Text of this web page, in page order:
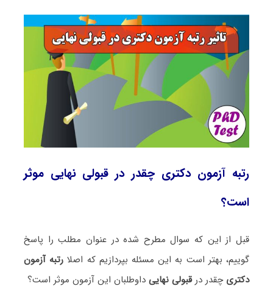
رتبه آزمون دکتری چقدر در قبولی نهایی موثر
است؟
قبل از این که سوال مطرح شده در عنوان مطلب را پاسخ
گوییم، بهتر است به این مسئله بپردازیم که اصلارتبه آزمون
دکتری چقدر درقبولی نهاییداوطلبان این آزمون موثر است؟